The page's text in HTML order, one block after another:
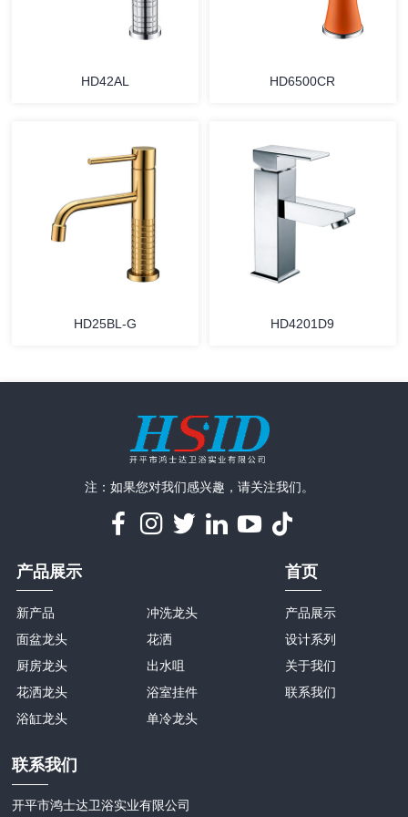
HD42AL HD6500CR
HD25BL-G HD4201D9
注：如果您对我们感兴趣，请关注我们。
产品展示
新产品
面盆龙头
厨房龙头
花洒龙头
浴缸龙头
冲洗龙头
花洒
出水咀
浴室挂件
单冷龙头
首页
产品展示
设计系列
关于我们
联系我们
联系我们
开平市鸿士达卫浴实业有限公司